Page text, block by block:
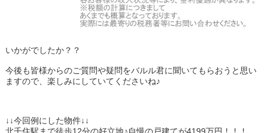
いかがでしたか？？
今後も皆様からのご質問や疑問をバルル君に聞いてもらおうと思い
ますので、楽しみにしていてくださいね♪
↓↓今回例にした物件↓↓